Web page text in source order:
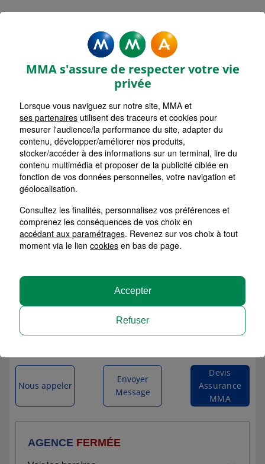
Assurance Bretagne Assurance Morbihan (56)
6 RUE PAUL MAULION
56430 MAURON
AGENCE FERMÉE
Nous appeler
Envoyer
Message
Devis
Assurance
MMA
MMA s'assure de respecter votre vie
privée
Lorsque vous naviguez sur notre site, MMA et
ses partenaires utilisent des traceurs et cookies pour
mesurer l'audience/la performance du site, adapter du
contenu, développer/améliorer nos produits,
stocker/accéder à des informations sur un terminal, lire du
contenu multimédia et proposer de la publicité ciblée en
fonction de vos données personnelles, votre navigation et
géolocalisation.
Consultez les finalités, personnalisez vos préférences et
comprenez les conséquences de vos choix en
accédant aux paramétrages. Revenez sur vos choix à tout
moment via le lien cookies en bas de page.
Refuser
Accepter